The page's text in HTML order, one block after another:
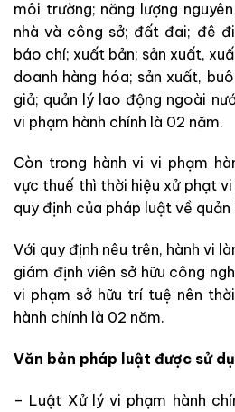
môi trường; năng lượng
nhà và công sở; đất đai; đê
báo chí; xuất bản; sản xuất,
doanh hàng hóa; sản xuất,
giả; quản lý lao động ngoài
vi phạm hành chính là 02 năm.
Còn trong hành vi vi phạm
vực thuế thì thời hiệu xử phạt
quy định của pháp luật về quản
Với quy định nêu trên, hành vi
giám định viên sở hữu công
vi phạm sở hữu trí tuệ nên
hành chính là 02 năm.
Văn bản pháp luật được sử
– Luật Xử lý vi phạm hành